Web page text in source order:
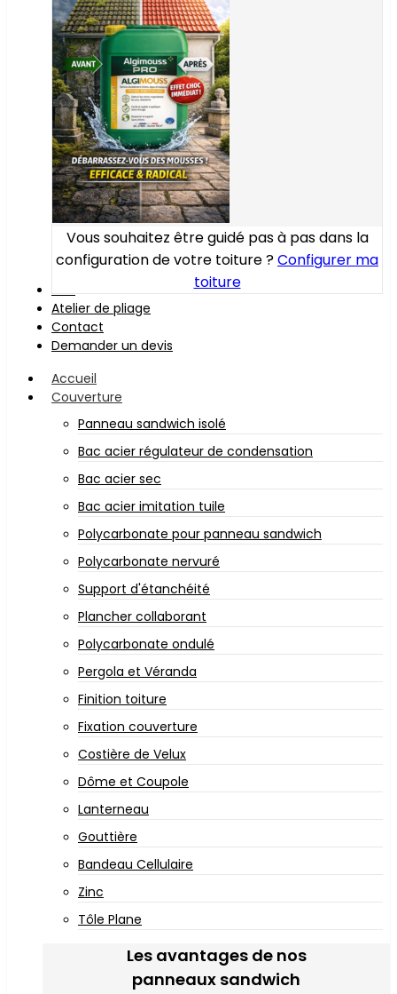
Vous souhaitez être guidé pas à pas dans la
configuration de votre toiture ?Configurer ma
toiture
Atelier de pliage
Contact
Demander un devis
Accueil
Couverture
Panneau sandwich isolé
Bac acier régulateur de condensation
Bac acier sec
Bac acier imitation tuile
Polycarbonate pour panneau sandwich
Polycarbonate nervuré
Support d'étanchéité
Plancher collaborant
Polycarbonate ondulé
Pergola et Véranda
Finition toiture
Fixation couverture
Costière de Velux
Dôme et Coupole
Lanterneau
Gouttière
Bandeau Cellulaire
Zinc
Tôle Plane
Les avantages de nos
panneaux sandwich